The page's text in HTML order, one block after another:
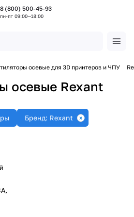
8 (800) 500-45-93
пн-пт 09:00—18:00
осевые для 3D принтеров и ЧПУ
осевые Rexant
Бренд: Rexant